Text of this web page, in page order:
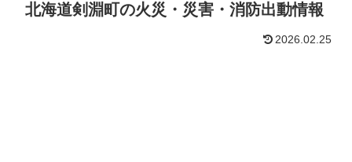
北海道剣淵町の火災・災害・消防出動情報
2026.02.25